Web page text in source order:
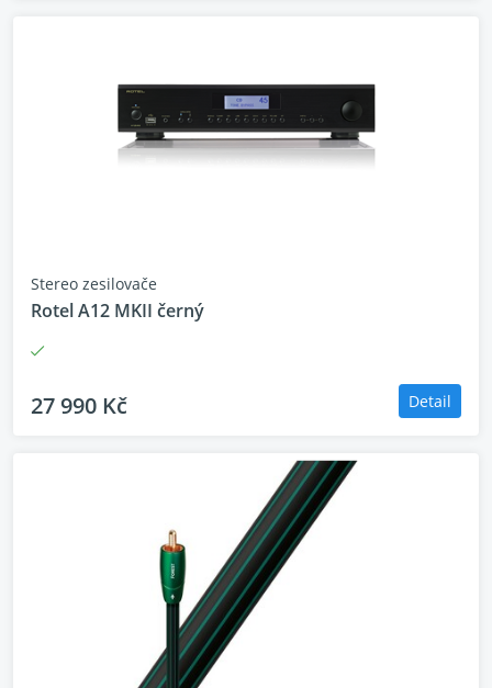
vkládání disků
Koaxiální výstup
pro použití jako
Dálkový ovladač je přiložen
Stereo zesilovače
Rotel A12 MKII černý
27 990 Kč Detail